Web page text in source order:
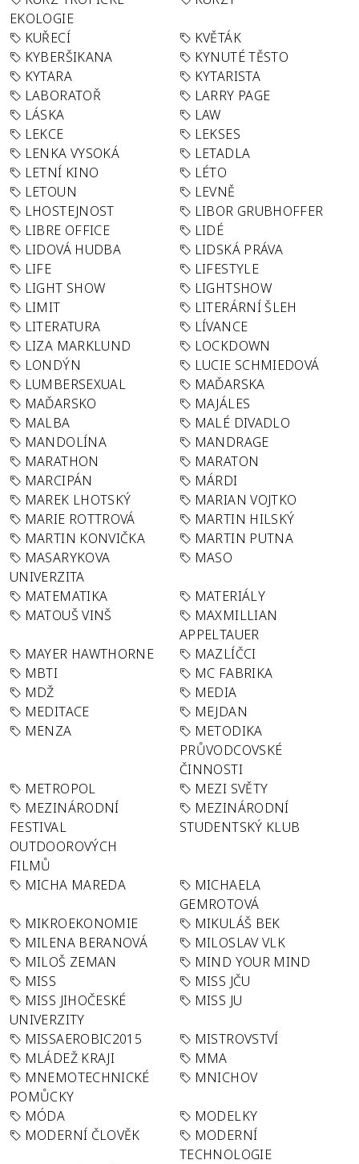
EKOLOGIE
KUŘECÍ
KVĚTÁK
KYBERŠIKANA
KYNUTÉ TĚSTO
KYTARA
KYTARISTA
LABORATOŘ
LARRY PAGE
LÁSKA
LAW
LEKCE
LEKSES
LENKA VYSOKÁ
LETADLA
LETNÍ KINO
LÉTO
LETOUN
LEVNĚ
LHOSTEJNOST
LIBOR GRUBHOFFER
LIBRE OFFICE
LIDÉ
LIDOVÁ HUDBA
LIDSKÁ PRÁVA
LIFE
LIFESTYLE
LIGHT SHOW
LIGHTSHOW
LIMIT
LITERÁRNÍ ŠLEH
LITERATURA
LÍVANCE
LIZA MARKLUND
LOCKDOWN
LONDÝN
LUCIE SCHMIEDOVÁ
LUMBERSEXUAL
MAĎARSKA
MAĎARSKO
MAJÁLES
MALBA
MALÉ DIVADLO
MANDOLÍNA
MANDRAGE
MARATHON
MARATON
MARCIPÁN
MÁRDI
MAREK LHOTSKÝ
MARIAN VOJTKO
MARIE ROTTROVÁ
MARTIN HILSKÝ
MARTIN KONVIČKA
MARTIN PUTNA
MASARYKOVA
UNIVERZITA
MASO
MATEMATIKA
MATERIÁLY
MATOUŠ VINŠ
MAXMILLIAN
APPELTAUER
MAYER HAWTHORNE
MAZLÍČCI
MBTI
MC FABRIKA
MDŽ
MEDIA
MEDITACE
MEJDAN
MENZA
METODIKA
PRŮVODCOVSKÉ
ČINNOSTI
METROPOL
MEZI SVĚTY
MEZINÁRODNÍ
FESTIVAL
OUTDOOROVÝCH
FILMŮ
MEZINÁRODNÍ
STUDENTSKÝ KLUB
MICHA MAREDA
MICHAELA
GEMROTOVÁ
MIKROEKONOMIE
MIKULÁŠ BEK
MILENA BERANOVÁ
MILOSLAV VLK
MILOŠ ZEMAN
MIND YOUR MIND
MISS
MISS JČU
MISS JIHOČESKÉ
UNIVERZITY
MISS JU
MISSAEROBIC2015
MISTROVSTVÍ
MLÁDEŽ KRAJI
MMA
MNEMOTECHNICKÉ
POMŮCKY
MNICHOV
MÓDA
MODELKY
MODERNÍ ČLOVĚK
MODERNÍ
TECHNOLOGIE